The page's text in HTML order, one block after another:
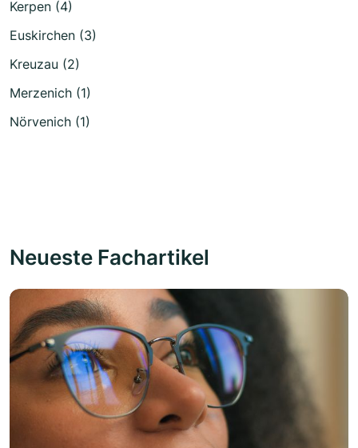
Kerpen (4)
Euskirchen (3)
Kreuzau (2)
Merzenich (1)
Nörvenich (1)
Neueste Fachartikel